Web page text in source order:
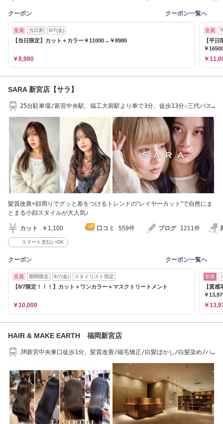
クーポン クーポン一覧へ
全員 当日割 8/7(金)
【当日限定】カット＋カラー￥11000→￥8980
￥8,980
全員
【平
￥
￥
SARA 新宮店【サラ】
25台駐車場♪新宮中央駅、福工大前駅より車で3分、徒歩13分☆三代バス
髪質改善×顔周りでグッと差をつけるトレンドの"レイヤーカット”で自然にま
とまる小顔スタイルが大人気♪
カット ￥1,100 口コミ 559件 ブログ 1211件
スマート支払いOK
クーポン クーポン一覧へ
全員 期間限定 8/7(金) スタイリスト指定
【8/7限定！！！】カット＋ワンカラー＋マスクトリートメント
￥10,000
新規
【質
￥
￥
HAIR & MAKE EARTH 福岡新宮店
JR新宮中央東口徒歩1分。髪質改善/縮毛矯正/白髪ぼかし/白髪染め/ハ